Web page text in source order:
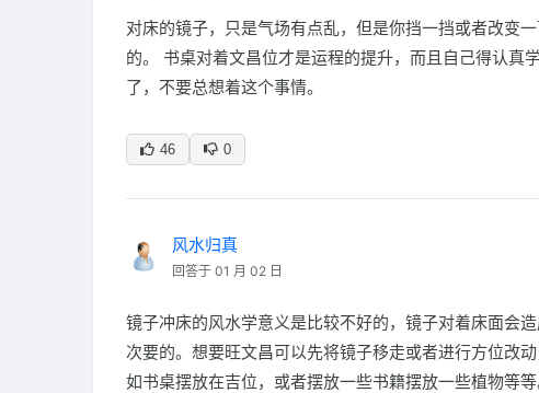
对床的镜子，只是气场有点乱，但是你挡一挡或者改变
的。 书桌对着文昌位才是运程的提升，而且自己得认真
了，不要总想着这个事情。
46 0
风水归真
回答于 01 月 02 日
镜子冲床的风水学意义是比较不好的，镜子对着床面会
次要的。想要旺文昌可以先将镜子移走或者进行方位改
如书桌摆放在吉位，或者摆放一些书籍摆放一些植物等